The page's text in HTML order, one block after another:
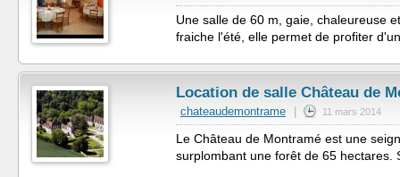
Une salle de 60 m, gaie, chaleureuse
fraiche l'été, elle permet de profiter
Location de salle Château de
chateaudemontrame 11 mars 2014
Le Château de Montramé est une
surplombant une forêt de 65 hectares.